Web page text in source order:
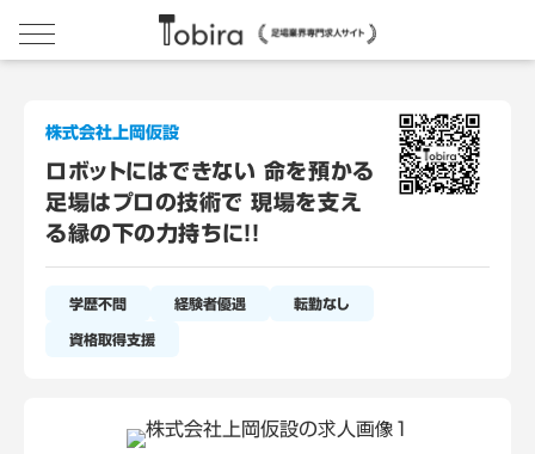
株式会社上岡仮設
ロボットにはできない 命を預かる
足場はプロの技術で 現場を支え
る縁の下の力持ちに！！
学歴不問 経験者優遇 転勤なし
資格取得支援